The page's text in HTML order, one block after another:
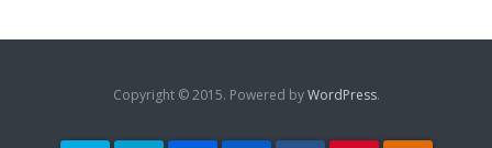
Copyright © 2015. Powered byWordPress.